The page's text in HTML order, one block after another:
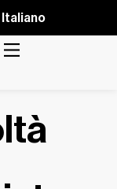
Italiano